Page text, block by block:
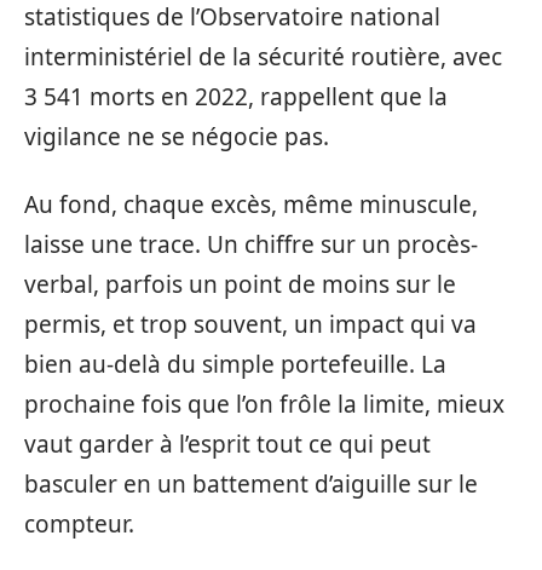
statistiques de l’Observatoire national
interministériel de la sécurité routière, avec
3 541 morts en 2022, rappellent que la
vigilance ne se négocie pas.
Au fond, chaque excès, même minuscule,
laisse une trace. Un chiffre sur un procès-
verbal, parfois un point de moins sur le
permis, et trop souvent, un impact qui va
bien au-delà du simple portefeuille. La
prochaine fois que l’on frôle la limite, mieux
vaut garder à l’esprit tout ce qui peut
basculer en un battement d’aiguille sur le
compteur.